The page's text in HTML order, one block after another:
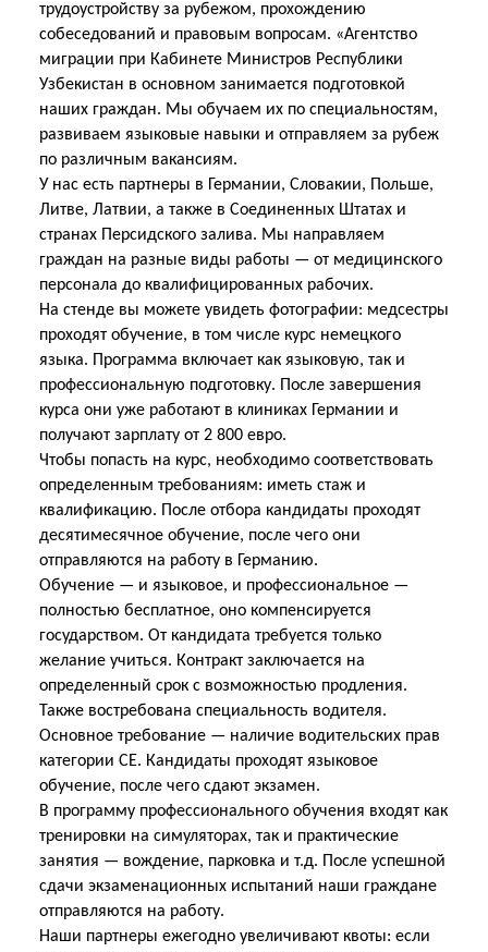
трудоустройству за рубежом, прохождению
собеседований и правовым вопросам. «Агентство
миграции при Кабинете Министров Республики
Узбекистан в основном занимается подготовкой
наших граждан. Мы обучаем их по специальностям,
развиваем языковые навыки и отправляем за рубеж
по различным вакансиям.
У нас есть партнеры в Германии, Словакии, Польше,
Литве, Латвии, а также в Соединенных Штатах и
странах Персидского залива. Мы направляем
граждан на разные виды работы — от медицинского
персонала до квалифицированных рабочих.
На стенде вы можете увидеть фотографии: медсестры
проходят обучение, в том числе курс немецкого
языка. Программа включает как языковую, так и
профессиональную подготовку. После завершения
курса они уже работают в клиниках Германии и
получают зарплату от 2 800 евро.
Чтобы попасть на курс, необходимо соответствовать
определенным требованиям: иметь стаж и
квалификацию. После отбора кандидаты проходят
десятимесячное обучение, после чего они
отправляются на работу в Германию.
Обучение — и языковое, и профессиональное —
полностью бесплатное, оно компенсируется
государством. От кандидата требуется только
желание учиться. Контракт заключается на
определенный срок с возможностью продления.
Также востребована специальность водителя.
Основное требование — наличие водительских прав
категории CE. Кандидаты проходят языковое
обучение, после чего сдают экзамен.
В программу профессионального обучения входят как
тренировки на симуляторах, так и практические
занятия — вождение, парковка и т.д. После успешной
сдачи экзаменационных испытаний наши граждане
отправляются на работу.
Наши партнеры ежегодно увеличивают квоты: если